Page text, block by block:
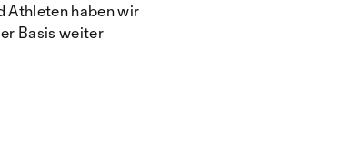
Athleten haben wir
Basis weiter